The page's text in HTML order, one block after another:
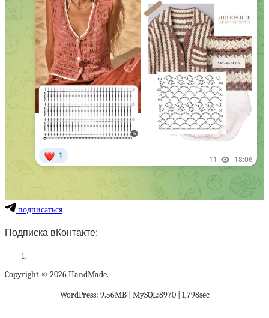
подписаться
Подписка вКонтакте:
Copyright © 2026 HandMade.
WordPress: 9.56MB | MySQL:8970 | 1,798sec